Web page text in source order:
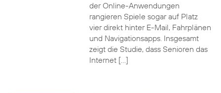
der Online-Anwendungen
rangieren Spiele sogar auf Platz
vier direkt hinter E-Mail, Fahrplänen
und Navigationsapps. Insgesamt
zeigt die Studie, dass Senioren das
Internet […]